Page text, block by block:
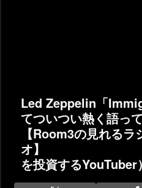
Led Zeppelin「
てついつい熱く語っ
【Room3の見れるラ
オ】 （
を投資するYouTuber）